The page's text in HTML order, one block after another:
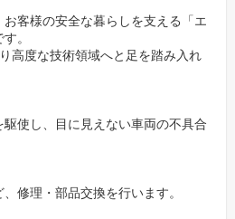
た社員が、2級・1級へと着実にステ
完備。
ーニングの導入など、
環境づくりに投資を惜しみません。
アルな声：（2019年入社 / 中
客様の安全な暮らしを支える「エ
。
高度な技術領域へと足を踏み入れ
使し、目に見えない車両の不具合
修理・部品交換を行います。